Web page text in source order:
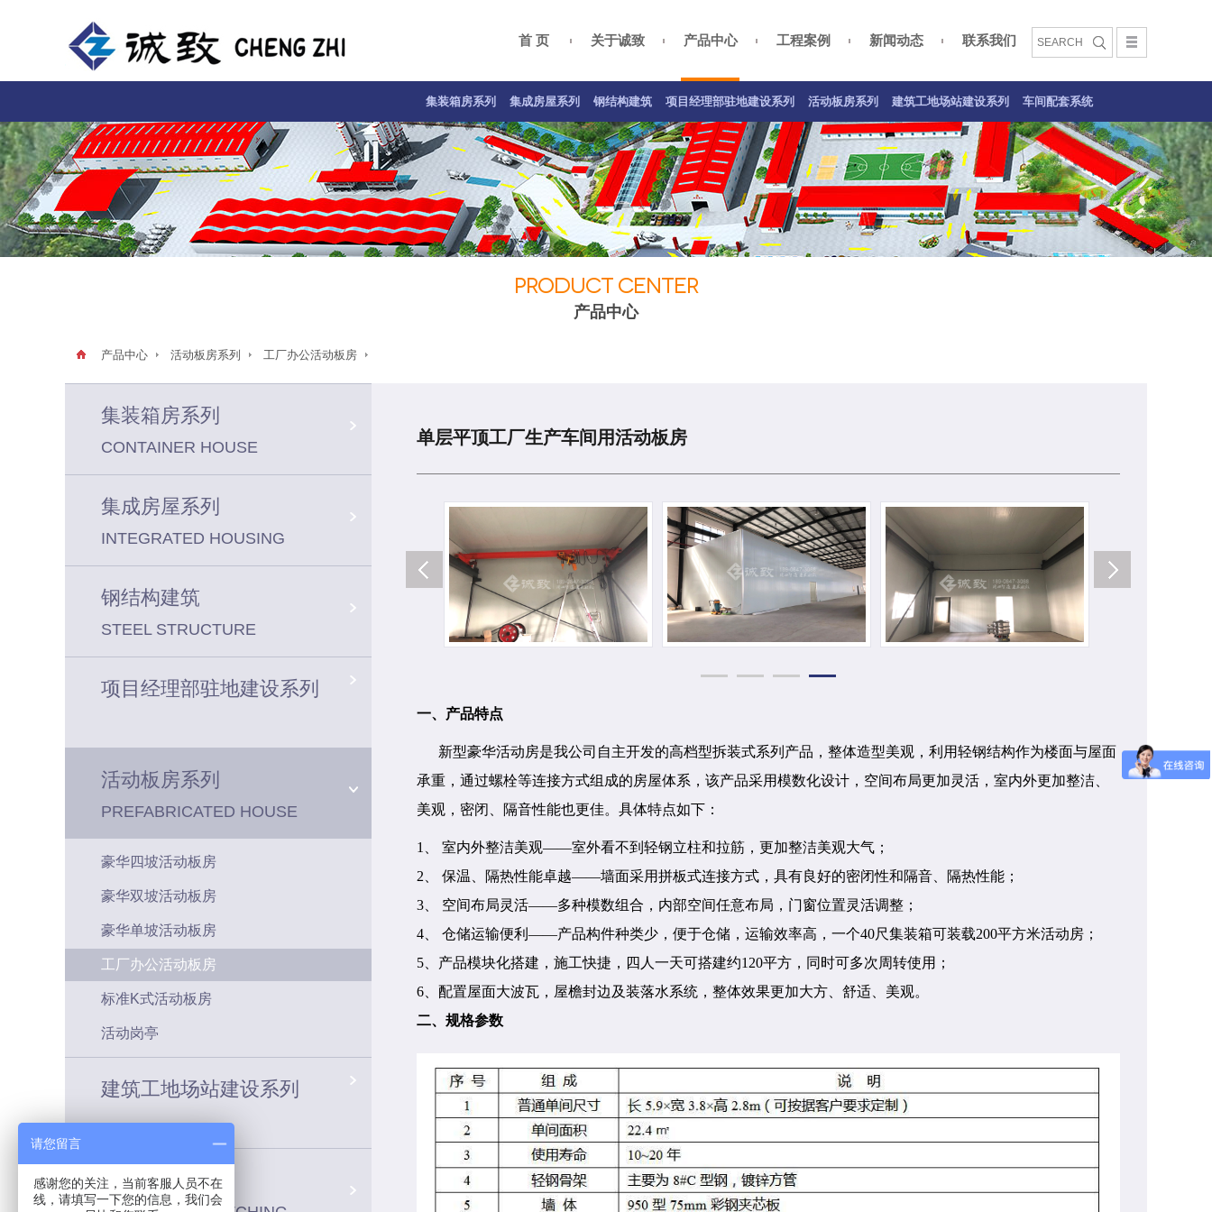
首 页 关于诚致 产品中心 工程案例 新闻动态 联系我们
集装箱房系列 集成房屋系列 钢结构建筑 项目经理部驻地建设系列 活动板房系列 建筑工地场站建设系列 车间配套系统
车间配套系统案例
PRODUCT CENTER
产品中心
产品中心 活动板房系列 工厂办公活动板房
集装箱房系列
CONTAINER HOUSE
集成房屋系列
INTEGRATED HOUSING
钢结构建筑
STEEL STRUCTURE
项目经理部驻地建设系列
活动板房系列
PREFABRICATED HOUSE
豪华四坡活动板房
豪华双坡活动板房
豪华单坡活动板房
工厂办公活动板房
标准K式活动板房
活动岗亭
建筑工地场站建设系列
车间配套系统
单层平顶工厂生产车间用活动板房
一、产品特点
新型豪华活动房是我公司自主开发的高档型拆装式系列产品，整体造型美观，利用轻钢结构作为楼面与屋面
承重，通过螺栓等连接方式组成的房屋体系，该产品采用模数化设计，空间布局更加灵活，室内外更加整洁、
美观，密闭、隔音性能也更佳。具体特点如下：
1、 室内外整洁美观——室外看不到轻钢立柱和拉筋，更加整洁美观大气；
2、 保温、隔热性能卓越——墙面采用拼板式连接方式，具有良好的密闭性和隔音、隔热性能；
3、 空间布局灵活——多种模数组合，内部空间任意布局，门窗位置灵活调整；
4、 仓储运输便利——产品构件种类少，便于仓储，运输效率高，一个40尺集装箱可装载200平方米活动房；
5、产品模块化搭建，施工快捷，四人一天可搭建约120平方，同时可多次周转使用；
6、配置屋面大波瓦，屋檐封边及装落水系统，整体效果更加大方、舒适、美观。
二、规格参数
请您留言
感谢您的关注，当前客服人员不在
线，请填写一下您的信息，我们会